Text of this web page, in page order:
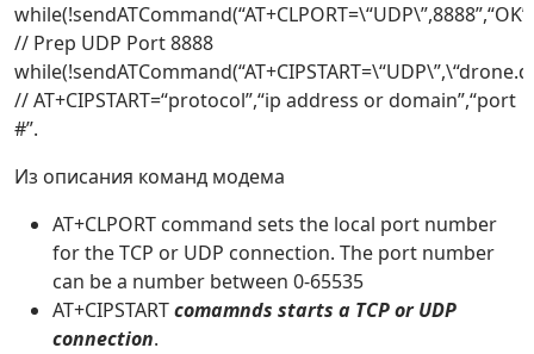
// Prep UDP Port 8888
// AT+CIPSTART=“protocol”,“ip address or domain”,“port
#”.
Из описания команд модема
AT+CLPORT command sets the local port number
for the TCP or UDP connection. The port number
can be a number between 0-65535
AT+CIPSTARTcomamnds starts a TCP or UDP
connection.